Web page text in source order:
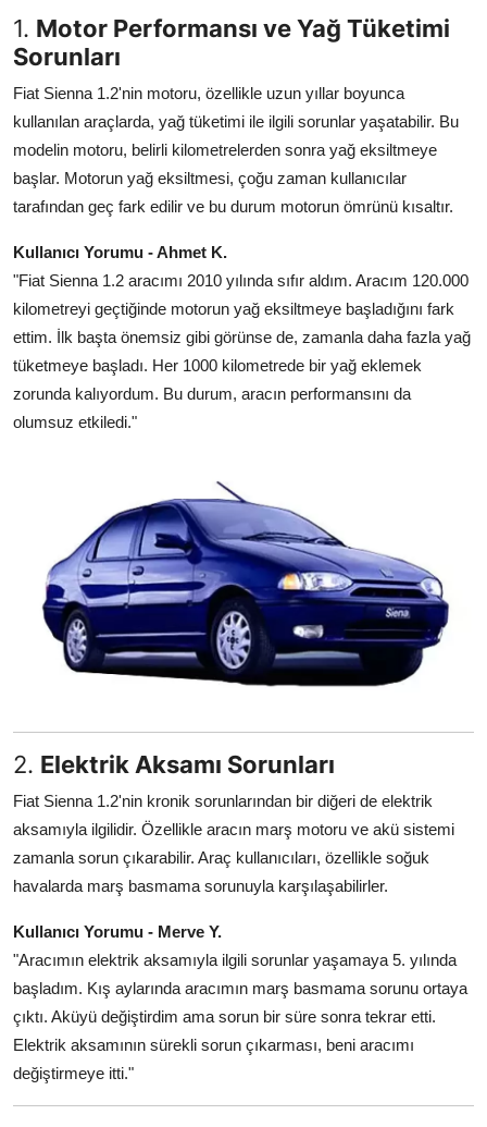
1. Motor Performansı ve Yağ Tüketimi
Sorunları
Fiat Sienna 1.2'nin motoru, özellikle uzun yıllar boyunca
kullanılan araçlarda, yağ tüketimi ile ilgili sorunlar yaşatabilir. Bu
modelin motoru, belirli kilometrelerden sonra yağ eksiltmeye
başlar. Motorun yağ eksiltmesi, çoğu zaman kullanıcılar
tarafından geç fark edilir ve bu durum motorun ömrünü kısaltır.
Kullanıcı Yorumu - Ahmet K.
"Fiat Sienna 1.2 aracımı 2010 yılında sıfır aldım. Aracım 120.000
kilometreyi geçtiğinde motorun yağ eksiltmeye başladığını fark
ettim. İlk başta önemsiz gibi görünse de, zamanla daha fazla yağ
tüketmeye başladı. Her 1000 kilometrede bir yağ eklemek
zorunda kalıyordum. Bu durum, aracın performansını da
olumsuz etkiledi."
2. Elektrik Aksamı Sorunları
Fiat Sienna 1.2'nin kronik sorunlarından bir diğeri de elektrik
aksamıyla ilgilidir. Özellikle aracın marş motoru ve akü sistemi
zamanla sorun çıkarabilir. Araç kullanıcıları, özellikle soğuk
havalarda marş basmama sorunuyla karşılaşabilirler.
Kullanıcı Yorumu - Merve Y.
"Aracımın elektrik aksamıyla ilgili sorunlar yaşamaya 5. yılında
başladım. Kış aylarında aracımın marş basmama sorunu ortaya
çıktı. Aküyü değiştirdim ama sorun bir süre sonra tekrar etti.
Elektrik aksamının sürekli sorun çıkarması, beni aracımı
değiştirmeye itti."